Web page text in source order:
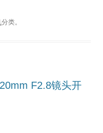
分类。
F2.8镜头开